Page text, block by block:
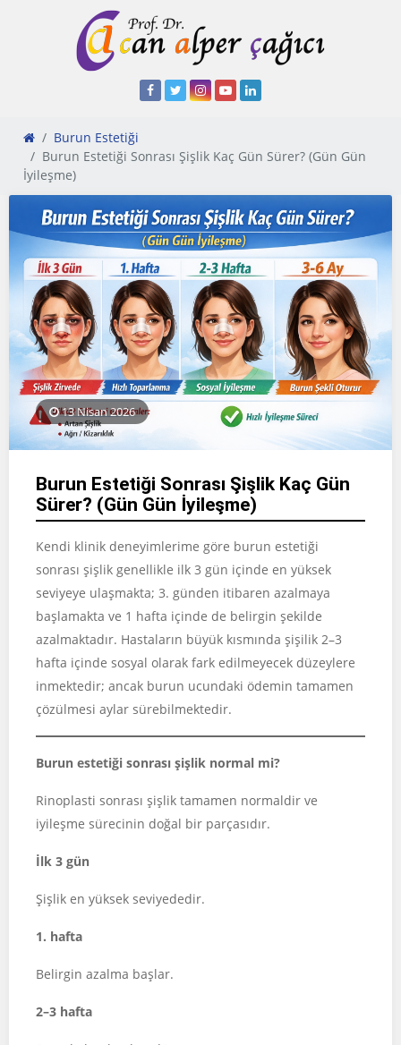
Burun Estetiği
Burun Estetiği Sonrası Şişlik Kaç Gün Sürer? (Gün Gün
İyileşme)
13 Nisan 2026
Burun Estetiği Sonrası Şişlik Kaç Gün
Sürer? (Gün Gün İyileşme)
Kendi klinik deneyimlerime göre burun estetiği
sonrası şişlik genellikle ilk 3 gün içinde en yüksek
seviyeye ulaşmakta; 3. günden itibaren azalmaya
başlamakta ve 1 hafta içinde de belirgin şekilde
azalmaktadır. Hastaların büyük kısmında şişilik 2–3
hafta içinde sosyal olarak fark edilmeyecek düzeylere
inmektedir; ancak burun ucundaki ödemin tamamen
çözülmesi aylar sürebilmektedir.
Burun estetiği sonrası şişlik normal mi?
Rinoplasti sonrası şişlik tamamen normaldir ve
iyileşme sürecinin doğal bir parçasıdır.
İlk 3 gün
Şişlik en yüksek seviyededir.
1. hafta
Belirgin azalma başlar.
2–3 hafta